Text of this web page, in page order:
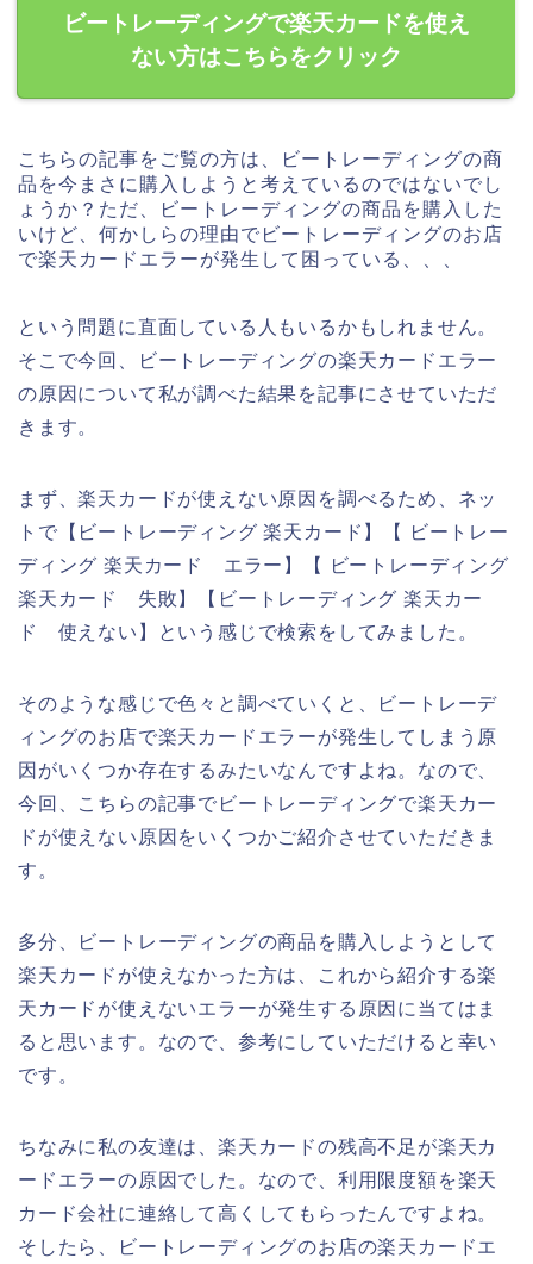
ビートレーディングで楽天カードを使え
ない方はこちらをクリック
こちらの記事をご覧の方は、ビートレーディングの商
品を今まさに購入しようと考えているのではないでし
ょうか？ただ、ビートレーディングの商品を購入した
いけど、何かしらの理由でビートレーディングのお店
で楽天カードエラーが発生して困っている、、、
という問題に直面している人もいるかもしれません。
そこで今回、ビートレーディングの楽天カードエラー
の原因について私が調べた結果を記事にさせていただ
きます。
まず、楽天カードが使えない原因を調べるため、ネッ
トで【ビートレーディング 楽天カード】【 ビートレー
ディング 楽天カード エラー】【 ビートレーディング
楽天カード 失敗】【ビートレーディング 楽天カー
ド 使えない】という感じで検索をしてみました。
そのような感じで色々と調べていくと、ビートレーデ
ィングのお店で楽天カードエラーが発生してしまう原
因がいくつか存在するみたいなんですよね。なので、
今回、こちらの記事でビートレーディングで楽天カー
ドが使えない原因をいくつかご紹介させていただきま
す。
多分、ビートレーディングの商品を購入しようとして
楽天カードが使えなかった方は、これから紹介する楽
天カードが使えないエラーが発生する原因に当てはま
ると思います。なので、参考にしていただけると幸い
です。
ちなみに私の友達は、楽天カードの残高不足が楽天カ
ードエラーの原因でした。なので、利用限度額を楽天
カード会社に連絡して高くしてもらったんですよね。
そしたら、ビートレーディングのお店の楽天カードエ